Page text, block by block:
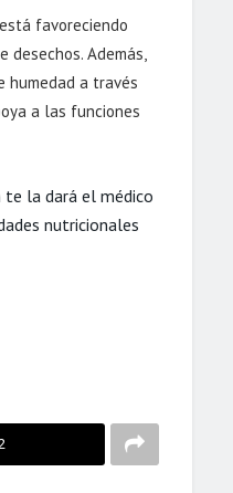
favoreciendo
Además,
humedad a través
a las funciones
te la dará el médico
nutricionales